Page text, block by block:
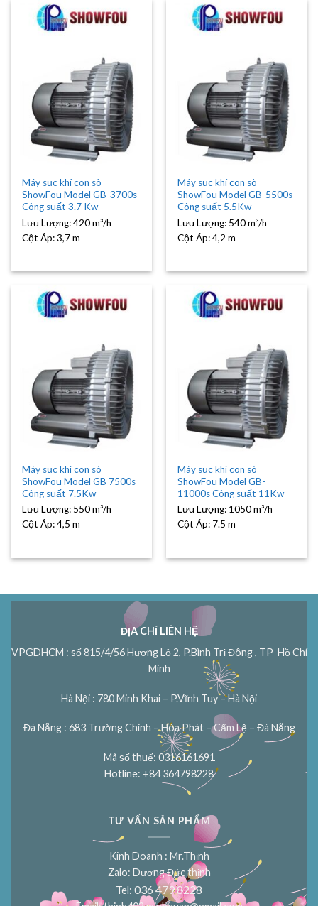
Máy sục khí con sò
ShowFou Model GB-3700s
Công suất 3.7 Kw
Lưu Lượng:420 m³/h
Cột Áp:3,7 m
Máy sục khí con sò
ShowFou Model GB-5500s
Công suất 5.5Kw
Lưu Lượng: 540 m³/h
Cột Áp:4,2 m
Máy sục khí con sò
ShowFou Model GB 7500s
Công suất 7.5Kw
Lưu Lượng: 550 m³/h
Cột Áp:4,5 m
Máy sục khí con sò
ShowFou Model GB-
11000s Công suất 11Kw
Lưu Lượng: 1050 m³/h
Cột Áp: 7.5 m
ĐỊA CHỈ LIÊN HỆ
VPGDHCM : số 815/4/56 Hương Lộ 2, P.Bình Trị Đông , TP Hồ Chí
Minh
Hà Nội : 780 Minh Khai – P.Vĩnh Tuy – Hà Nội
Đà Nẵng : 683 Trường Chinh – Hòa Phát – Cẩm Lệ – Đà Nẵng
Mã số thuế: 0316161691
Hotline: +84 364798228
TƯ VẤN SẢN PHẨM
Kinh Doanh : Mr.Thịnh
Zalo: Dương Đức thịnh
Tel: 036 479 8228